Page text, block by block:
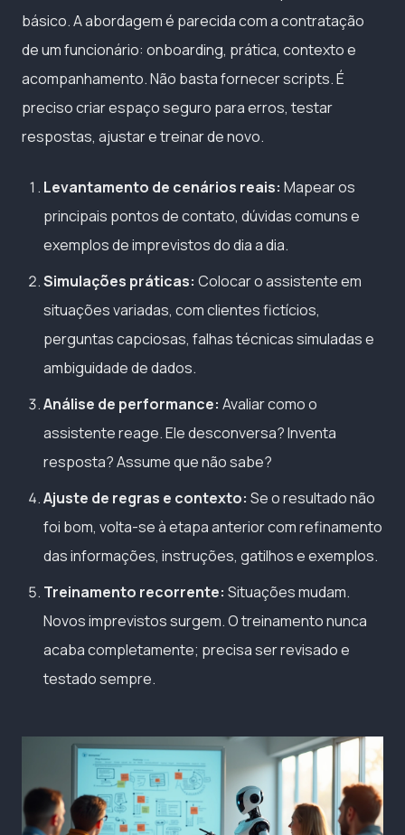
básico. A abordagem é parecida com a contratação
de um funcionário: onboarding, prática, contexto e
acompanhamento. Não basta fornecer scripts. É
preciso criar espaço seguro para erros, testar
respostas, ajustar e treinar de novo.
Levantamento de cenários reais: Mapear os
principais pontos de contato, dúvidas comuns e
exemplos de imprevistos do dia a dia.
Simulações práticas: Colocar o assistente em
situações variadas, com clientes fictícios,
perguntas capciosas, falhas técnicas simuladas e
ambiguidade de dados.
Análise de performance: Avaliar como o
assistente reage. Ele desconversa? Inventa
resposta? Assume que não sabe?
Ajuste de regras e contexto: Se o resultado não
foi bom, volta-se à etapa anterior com refinamento
das informações, instruções, gatilhos e exemplos.
Treinamento recorrente: Situações mudam.
Novos imprevistos surgem. O treinamento nunca
acaba completamente; precisa ser revisado e
testado sempre.